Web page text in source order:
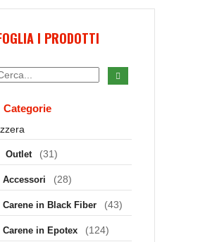
I PRODOTTI
Categorie
Outlet (31)
Accessori (28)
Carene in Black Fiber (43)
Carene in Epotex (124)